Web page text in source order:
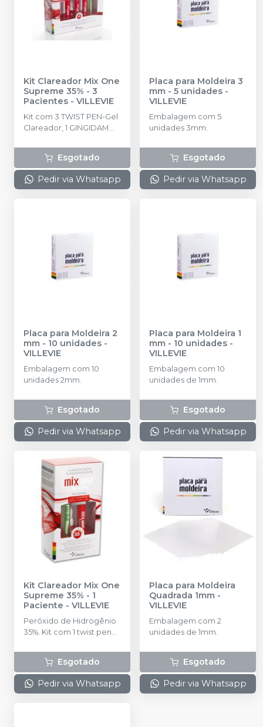
Kit Clareador Mix One
Supreme 35% - 3
Pacientes - VILLEVIE
Kit com 3 TWIST PEN-Gel
Clareador, 1 GINGIDAM
SENSIS 2% 2,5ml-
Dessensibilizante, 3
Protetores Linguais , 1
Solução de bicarbonato
Esgotado
Pedir via Whatsapp
Placa para Moldeira 3
mm - 5 unidades -
VILLEVIE
Embalagem com 5
unidades 3mm.
Esgotado
Pedir via Whatsapp
Placa para Moldeira 2
mm - 10 unidades -
VILLEVIE
Embalagem com 10
unidades 2mm.
Esgotado
Pedir via Whatsapp
Placa para Moldeira 1
mm - 10 unidades -
VILLEVIE
Embalagem com 10
unidades de 1mm.
Esgotado
Pedir via Whatsapp
Kit Clareador Mix One
Supreme 35% - 1
Paciente - VILLEVIE
Peróxido de Hidrogênio
35%. Kit com 1 twist pen
clareador + 1 barreira
gengival Gingi Dam 1g + 1
Protetor Lingual + 1
Solução de bicarbonato
Esgotado
Pedir via Whatsapp
Placa para Moldeira
Quadrada 1mm -
VILLEVIE
Embalagem com 2
unidades de 1mm.
Esgotado
Pedir via Whatsapp